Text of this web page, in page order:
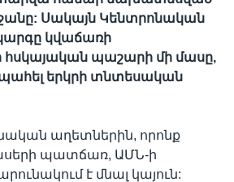
Սակայն Կենտրոնական
կվաճառի
պաշարի մի մասը,
պահել երկրի տնտեսական
աղետներին, որոնք
պատճառ, ԱՄՆ-ի
է մնալ կայուն: